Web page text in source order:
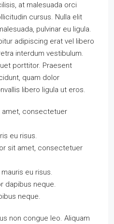
at malesuada orci
cursus. Nulla elit
pulvinar eu ligula.
adipiscing erat vel libero
interdum vestibulum.
porttitor. Praesent
quam dolor
libero ligula ut eros.
amet, consectetuer
eu risus.
sit amet, consectetuer
eu risus.
dapibus neque.
neque.
non congue leo. Aliquam